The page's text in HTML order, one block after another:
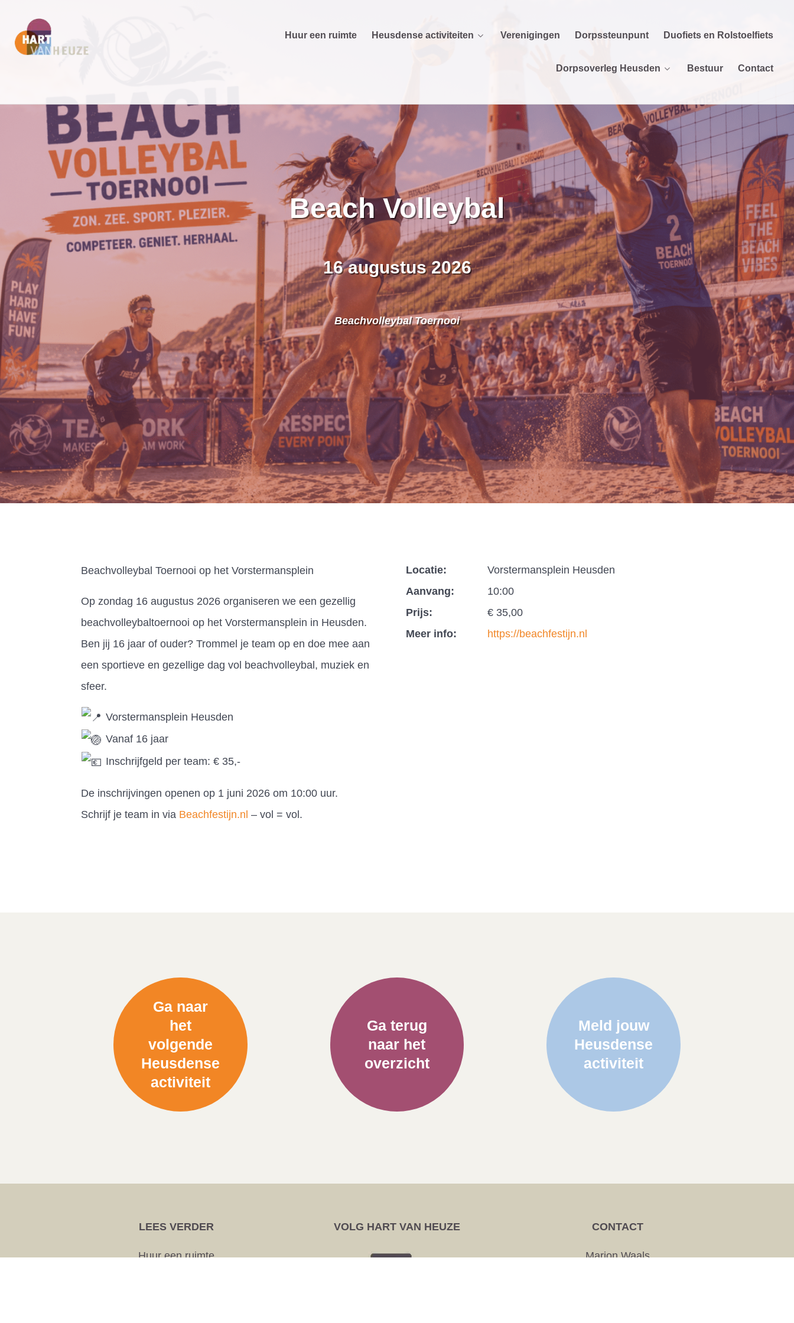
Huur een ruimte Heusdense activiteiten Verenigingen Dorpssteunpunt Duofiets en Rolstoelfiets
Dorpsoverleg Heusden Bestuur Contact
Beach Volleybal
16 augustus 2026
Beachvolleybal Toernooi
Beachvolleybal Toernooi op het Vorstermansplein
Op zondag 16 augustus 2026 organiseren we een gezellig
beachvolleybaltoernooi op het Vorstermansplein in Heusden.
Ben jij 16 jaar of ouder? Trommel je team op en doe mee aan
een sportieve en gezellige dag vol beachvolleybal, muziek en
sfeer.
Vorstermansplein Heusden
Vanaf 16 jaar
Inschrijfgeld per team: € 35,-
De inschrijvingen openen op 1 juni 2026 om 10:00 uur.
Schrijf je team in via Beachfestijn.nl – vol = vol.
Locatie:
Vorstermansplein Heusden
Aanvang:
10:00
Prijs:
€ 35,00
Meer info:
https://beachfestijn.nl
Ga naar
het
volgende
Heusdense
activiteit
Ga terug
naar het
overzicht
Meld jouw
Heusdense
activiteit
LEES VERDER
Huur een ruimte
VOLG HART VAN HEUZE CONTACT
Marjon Waals